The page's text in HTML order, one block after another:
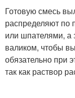
Готовую смесь
распределяют по
или шпателями, а
валиком, чтобы
обязательно при
так как раствор